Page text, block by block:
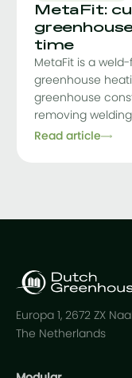
MetaFit:
time
MetaFit is a
greenhouse
greenhouse
removing
Read article
Europa 1, 2672 ZX
The Netherlands